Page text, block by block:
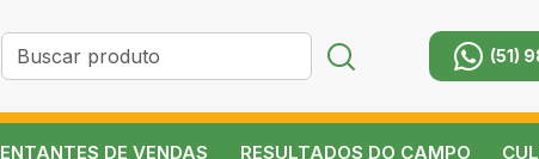
(51)
DE VENDAS RESULTADOS DO CAMPO